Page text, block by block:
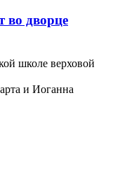
во дворце
школе верховой
и Иоганна